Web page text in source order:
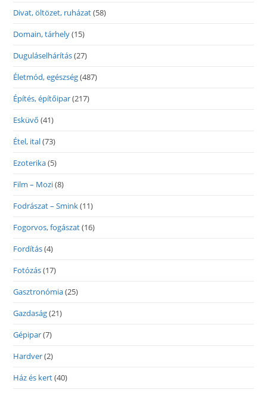
Divat, öltözet, ruházat(58)
Domain, tárhely(15)
Duguláselhárítás(27)
Életmód, egészség(487)
Építés, építőipar(217)
Esküvő (41)
Étel, ital(73)
Ezoterika(5)
Film – Mozi(8)
Fodrászat – Smink(11)
Fogorvos, fogászat(16)
Fordítás(4)
Fotózás(17)
Gasztronómia(25)
Gazdaság(21)
Gépipar(7)
Hardver(2)
Ház és kert(40)